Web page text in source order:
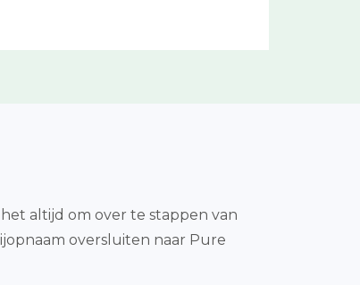
altijd om over te stappen van
oversluiten naar Pure